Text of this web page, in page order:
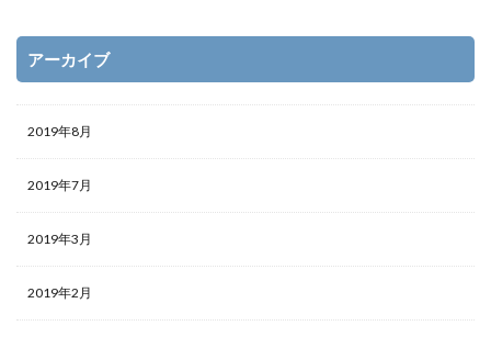
アーカイブ
2019年8月
2019年7月
2019年3月
2019年2月